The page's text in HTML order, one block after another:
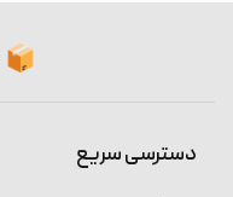
دسترسی سریع